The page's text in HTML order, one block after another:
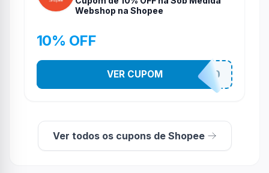
Webshop na Shopee
10% OFF
SOBMPRFSD
VER CUPOM
Ver todos os cupons de Shopee